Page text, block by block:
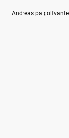
Andreas på